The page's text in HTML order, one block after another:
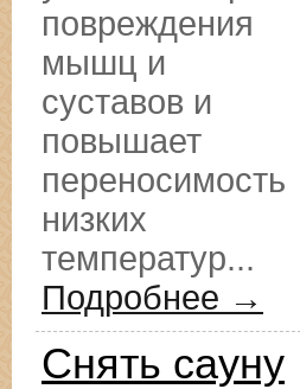
повреждения
мышц и
суставов и
повышает
переносимость
низких
температур...
Подробнее →
Снять сауну